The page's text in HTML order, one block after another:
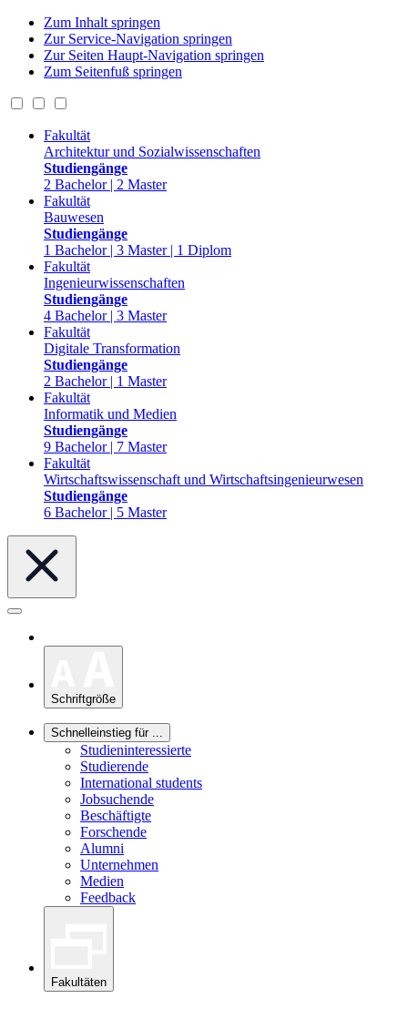
Zum Inhalt springen
Zur Service-Navigation springen
Zur Seiten Haupt-Navigation springen
Zum Seitenfuß springen
Fakultät
Architektur und Sozialwissenschaften
Studiengänge
2 Bachelor | 2 Master
Fakultät
Bauwesen
Studiengänge
1 Bachelor | 3 Master | 1 Diplom
Fakultät
Ingenieurwissenschaften
Studiengänge
4 Bachelor | 3 Master
Fakultät
Digitale Transformation
Studiengänge
2 Bachelor | 1 Master
Fakultät
Informatik und Medien
Studiengänge
9 Bachelor | 7 Master
Fakultät
Wirtschaftswissenschaft und Wirtschaftsingenieurwesen
Studiengänge
6 Bachelor | 5 Master
Schriftgröße
Schnelleinstieg für ...
Studieninteressierte
Studierende
International students
Jobsuchende
Beschäftigte
Forschende
Alumni
Unternehmen
Medien
Feedback
Fakultäten